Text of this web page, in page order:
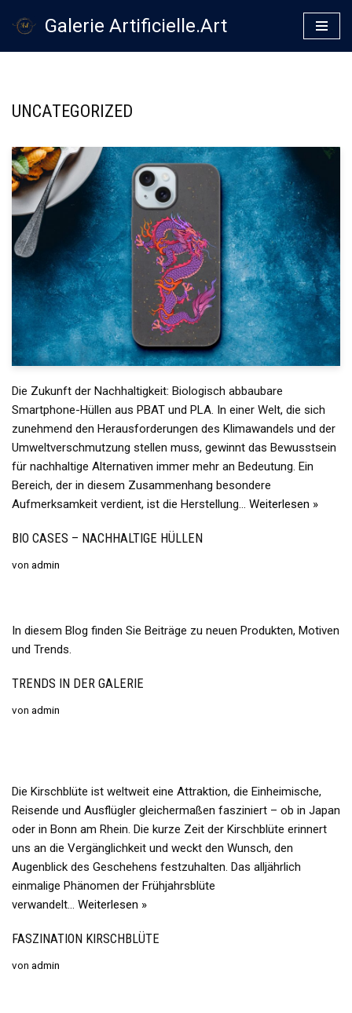
Galerie Artificielle.Art
UNCATEGORIZED
Die Zukunft der Nachhaltigkeit: Biologisch abbaubare
Smartphone-Hüllen aus PBAT und PLA. In einer Welt, die sich
zunehmend den Herausforderungen des Klimawandels und der
Umweltverschmutzung stellen muss, gewinnt das Bewusstsein
für nachhaltige Alternativen immer mehr an Bedeutung. Ein
Bereich, der in diesem Zusammenhang besondere
Aufmerksamkeit verdient, ist die Herstellung… Weiterlesen »
BIO CASES – NACHHALTIGE HÜLLEN
von admin
In diesem Blog finden Sie Beiträge zu neuen Produkten, Motiven
und Trends.
TRENDS IN DER GALERIE
von admin
Die Kirschblüte ist weltweit eine Attraktion, die Einheimische,
Reisende und Ausflügler gleichermaßen fasziniert – ob in Japan
oder in Bonn am Rhein. Die kurze Zeit der Kirschblüte erinnert
uns an die Vergänglichkeit und weckt den Wunsch, den
Augenblick des Geschehens festzuhalten. Das alljährlich
einmalige Phänomen der Frühjahrsblüte
verwandelt… Weiterlesen »
FASZINATION KIRSCHBLÜTE
von admin